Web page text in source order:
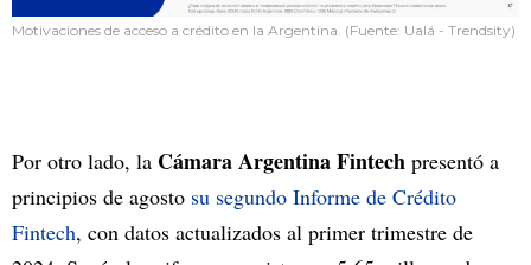
Motivaciones de acceso a crédito en la Argentina. (Fuente: Ualá - Trendsity)
Por otro lado, la Cámara Argentina Fintech presentó a
principios de agosto su segundo Informe de Crédito
Fintech, con datos actualizados al primer trimestre de